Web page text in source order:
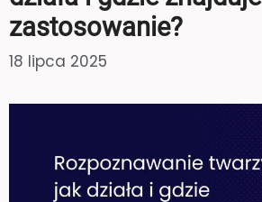
zastosowanie?
18 lipca 2025